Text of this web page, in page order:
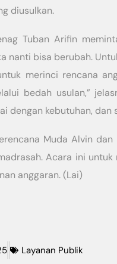
diusulkan.
Tuban Arifin
nanti bisa berubah.
merinci rencana
bedah usulan,”
dengan kebutuhan, dan
Muda Alvin
Acara ini
anggaran. (Lai)
Layanan Publik